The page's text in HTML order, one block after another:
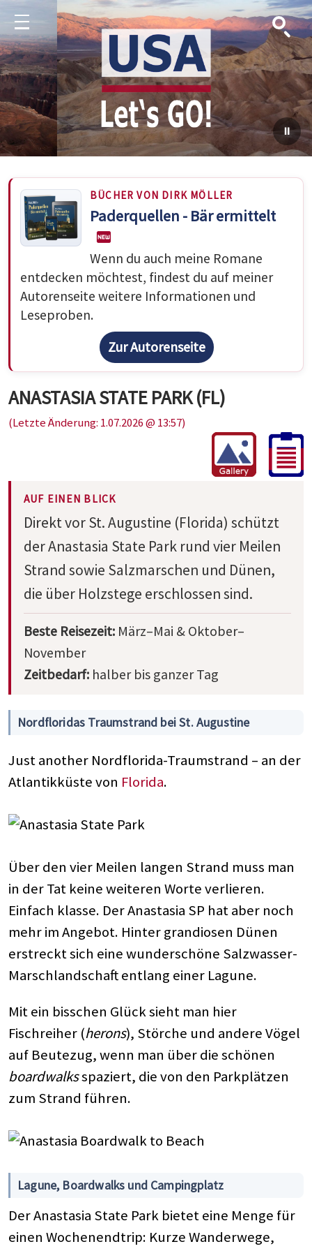
Menu Suche
BÜCHER VON DIRK MÖLLER
Paderquellen - Bär ermittelt
Wenn du auch meine Romane
entdecken möchtest, findest du auf meiner
Autorenseite weitere Informationen und
Leseproben.
Zur Autorenseite
ANASTASIA STATE PARK (FL)
(Letzte Änderung: 1.07.2026 @ 13:57)
AUF EINEN BLICK
Direkt vor St. Augustine (Florida) schützt
der Anastasia State Park rund vier Meilen
Strand sowie Salzmarschen und Dünen,
die über Holzstege erschlossen sind.
Beste Reisezeit: März–Mai & Oktober–
November
Zeitbedarf: halber bis ganzer Tag
Nordfloridas Traumstrand bei St. Augustine
Just another Nordflorida-Traumstrand – an der
Atlantikküste von Florida.
Über den vier Meilen langen Strand muss man
in der Tat keine weiteren Worte verlieren.
Einfach klasse. Der Anastasia SP hat aber noch
mehr im Angebot. Hinter grandiosen Dünen
erstreckt sich eine wunderschöne Salzwasser-
Marschlandschaft entlang einer Lagune.
Mit ein bisschen Glück sieht man hier
Fischreiher (herons), Störche und andere Vögel
auf Beutezug, wenn man über die schönen
boardwalksspaziert, die von den Parkplätzen
zum Strand führen.
Lagune, Boardwalks und Campingplatz
Der Anastasia State Park bietet eine Menge für
einen Wochenendtrip: Kurze Wanderwege,